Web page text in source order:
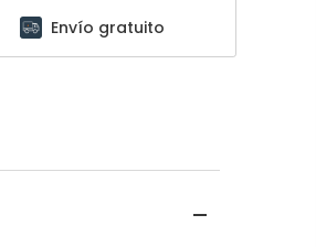
Envío gratuito